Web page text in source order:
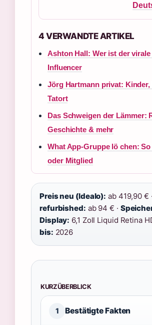
4 VERWANDTE ARTIKEL
Ashton Hall: Wer ist der
Influencer
Jörg Hartmann privat:
Tatort
Das Schweigen der Lämmer:
Geschichte & mehr
What App-Gruppe lö chen: So
oder Mitglied
Preis neu (Idealo): ab 419,90 € ·
refurbished: ab 94 € ·
Display: 6,1 Zoll Liquid Retina
bis: 2026
KURZÜBERBLICK
1 Bestätigte Fakten